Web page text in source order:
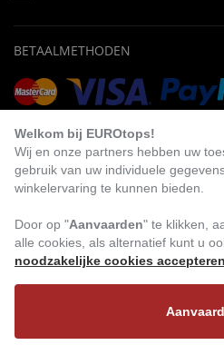
BETAALMETHODEN
BEZOEK ONS
Welkom bij EUROtops!
Wij en onze partners hebben uw
gebruik van uw individuele
winkelervaring te kunnen bieden.
Door op "Aanvaarden" te klikken,
alle cookies, als alternatief kunt u
noodzakelijke cookies accepteren